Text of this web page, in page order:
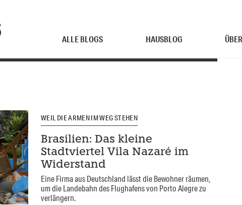
ALLE BLOGS HAUSBLOG
WEIL DIE ARMEN IM WEG STEHEN
Brasilien: Das kleine
Stadtviertel Vila Nazaré im
Widerstand
Eine Firma aus Deutschland lässt die Bewohner räumen,
um die Landebahn des Flughafens von Porto Alegre zu
verlängern.